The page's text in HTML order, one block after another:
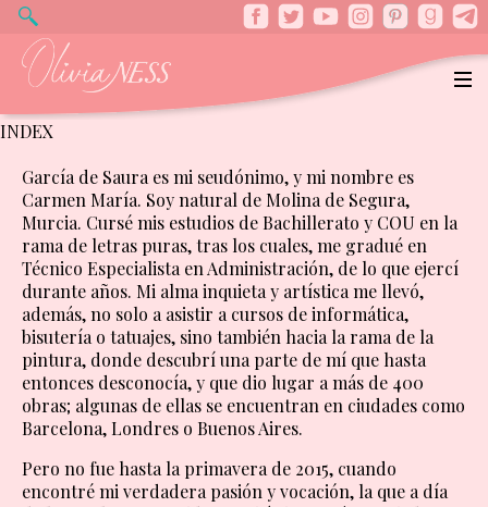
INDEX
García de Saura es mi seudónimo, y mi nombre es
Carmen María. Soy natural de Molina de Segura,
Murcia. Cursé mis estudios de Bachillerato y COU en la
rama de letras puras, tras los cuales, me gradué en
Técnico Especialista en Administración, de lo que ejercí
durante años. Mi alma inquieta y artística me llevó,
además, no solo a asistir a cursos de informática,
bisutería o tatuajes, sino también hacia la rama de la
pintura, donde descubrí una parte de mí que hasta
entonces desconocía, y que dio lugar a más de 400
obras; algunas de ellas se encuentran en ciudades como
Barcelona, Londres o Buenos Aires.
Pero no fue hasta la primavera de 2015, cuando
encontré mi verdadera pasión y vocación, la que a día